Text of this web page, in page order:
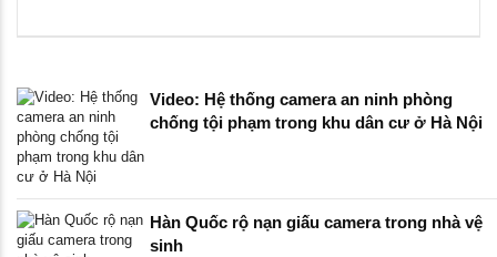
Video: Hệ thống camera an ninh phòng
chống tội phạm trong khu dân cư ở Hà Nội
Hàn Quốc rộ nạn giấu camera trong nhà vệ
sinh